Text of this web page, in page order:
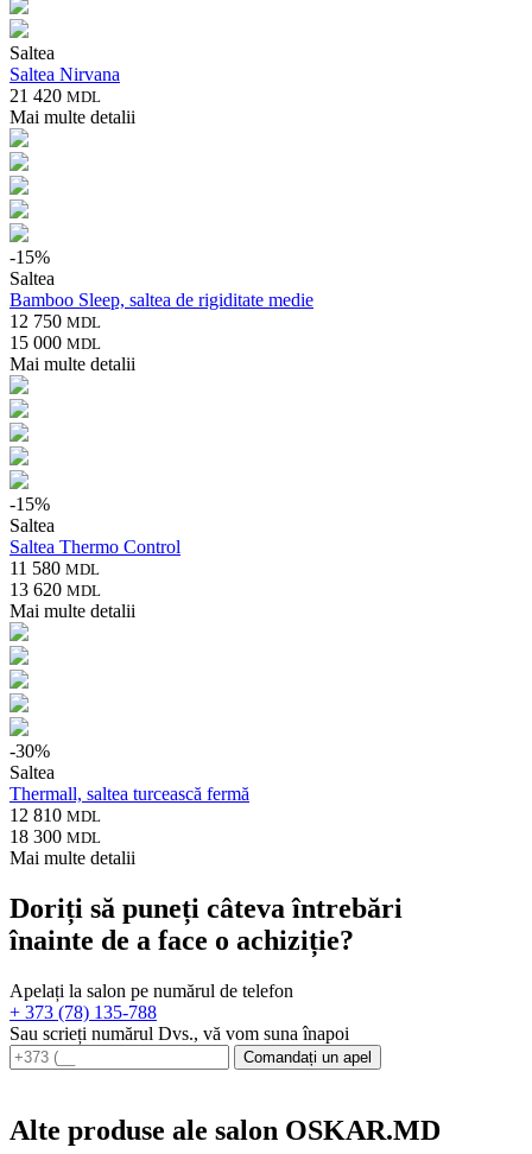
Saltea
Saltea Nirvana
21 420 MDL
Mai multe detalii
-15%
Saltea
Bamboo Sleep, saltea de rigiditate medie
12 750 MDL
15 000 MDL
Mai multe detalii
-15%
Saltea
Saltea Thermo Control
11 580 MDL
13 620 MDL
Mai multe detalii
-30%
Saltea
Thermall, saltea turcească fermă
12 810 MDL
18 300 MDL
Mai multe detalii
Doriți să puneți câteva întrebări
înainte de a face o achiziție?
Apelați la salon pe numărul de telefon
+ 373 (78) 135-788
Sau scrieți numărul Dvs., vă vom suna înapoi
Comandați un apel
Alte produse ale salon OSKAR.MD